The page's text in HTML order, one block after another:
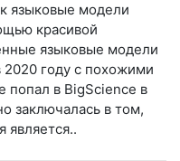
языковые модели
красивой
языковые модели
2020 году с похожими
попал в BigScience в
заключалась в том,
является..